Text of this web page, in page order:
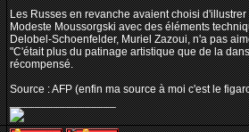
Les Russes en revanche avaient choisi
Modeste Moussorgski avec des éléments
Delobel-Schoenfelder, Muriel Zazoui, n'a pas
"C'était plus du patinage artistique que de la
récompensé.
Source : AFP (enfin ma source à moi c'est le
_________________